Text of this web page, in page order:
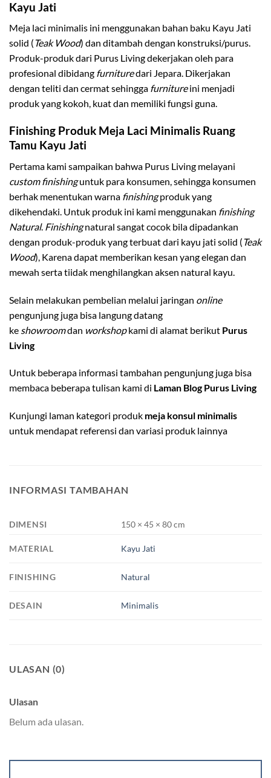
Kayu Jati
Meja laci minimalis ini menggunakan bahan baku Kayu Jati
solid (Teak Wood) dan ditambah dengan konstruksi/purus.
Produk-produk dari Purus Living dekerjakan oleh para
profesional dibidang furnituredari Jepara. Dikerjakan
dengan teliti dan cermat sehingga furnitureini menjadi
produk yang kokoh, kuat dan memiliki fungsi guna.
Finishing Produk Meja Laci Minimalis Ruang
Tamu Kayu Jati
Pertama kami sampaikan bahwa Purus Living melayani
custom finishinguntuk para konsumen, sehingga konsumen
berhak menentukan warna finishingproduk yang
dikehendaki. Untuk produk ini kami menggunakan finishing
Natural. Finishingnatural sangat cocok bila dipadankan
dengan produk-produk yang terbuat dari kayu jati solid (Teak
Wood), Karena dapat memberikan kesan yang elegan dan
mewah serta tiidak menghilangkan aksen natural kayu.
Selain melakukan pembelian melalui jaringan online
pengunjung juga bisa langung datang
ke showroomdan workshopkami di alamat berikut Purus
Living
Untuk beberapa informasi tambahan pengunjung juga bisa
membaca beberapa tulisan kami di Laman Blog Purus Living
Kunjungi laman kategori produk meja konsul minimalis
untuk mendapat referensi dan variasi produk lainnya
INFORMASI TAMBAHAN
DIMENSI 150 × 45 × 80 cm
MATERIAL Kayu Jati
FINISHING Natural
DESAIN Minimalis
ULASAN (0)
Ulasan
Belum ada ulasan.